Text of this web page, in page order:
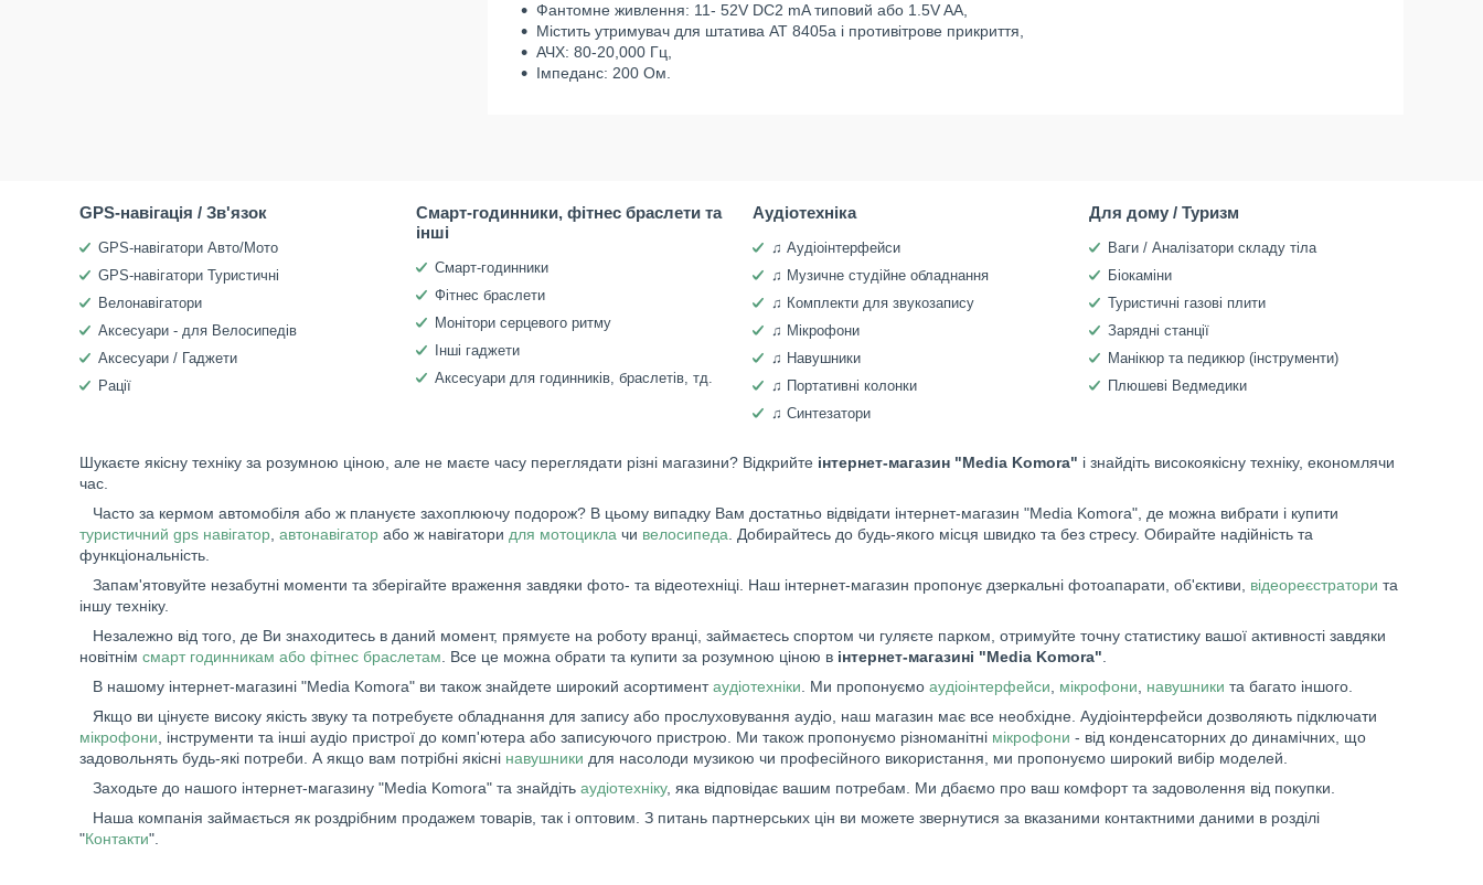
Фантомне живлення: 11- 52V DC2 mA типовий або 1.5V AA,
Містить утримувач для штатива AT 8405a і противітрове прикриття,
АЧХ: 80-20,000 Гц,
Імпеданс: 200 Ом.
GPS-навігація / Зв'язок
GPS-навігатори Авто/Мото
GPS-навігатори Туристичні
Велонавігатори
Аксесуари - для Велосипедів
Аксесуари / Гаджети
Рації
Смарт-годинники, фітнес браслети та
інші
Смарт-годинники
Фітнес браслети
Монітори серцевого ритму
Інші гаджети
Аксесуари для годинників, браслетів, тд.
Аудіотехніка
♫ Аудіоінтерфейси
♫ Музичне студійне обладнання
♫ Комплекти для звукозапису
♫ Мікрофони
♫ Навушники
♫ Портативні колонки
♫ Синтезатори
Для дому / Туризм
Ваги / Аналізатори складу тіла
Біокаміни
Туристичні газові плити
Зарядні станції
Манікюр та педикюр (інструменти)
Плюшеві Ведмедики
Шукаєте якісну техніку за розумною ціною, але не маєте часу переглядати різні магазини? Відкрийте інтернет-магазин "Media Komora" і знайдіть високоякісну техніку, економлячи
час.
Часто за кермом автомобіля або ж плануєте захоплюючу подорож? В цьому випадку Вам достатньо відвідати інтернет-магазин "Media Komora", де можна вибрати і купити
туристичний gps навігатор автонавігатор або ж навігатори для мотоцикла чи велосипеда . Добирайтесь до будь-якого місця швидко та без стресу. Обирайте надійність та
функціональність.
Запам'ятовуйте незабутні моменти та зберігайте враження завдяки фото- та відеотехніці. Наш інтернет-магазин пропонує дзеркальні фотоапарати, об'єктиви, відеореєстратори та
іншу техніку.
Незалежно від того, де Ви знаходитесь в даний момент, прямуєте на роботу вранці, займаєтесь спортом чи гуляєте парком, отримуйте точну статистику вашої активності завдяки
новітнім смарт годинникам або фітнес браслетам . Все це можна обрати та купити за розумною ціною в інтернет-магазині "Media Komora"
В нашому інтернет-магазині "Media Komora" ви також знайдете широкий асортиментаудіотехніки . Ми пропонуємо аудіоінтерфейси мікрофони навушники та багато іншого.
Якщо ви цінуєте високу якість звуку та потребуєте обладнання для запису або прослуховування аудіо, наш магазин має все необхідне. Аудіоінтерфейси дозволяють підключати
мікрофони , інструменти та інші аудіо пристрої до комп'ютера або записуючого пристрою. Ми також пропонуємо різноманітні мікрофони - від конденсаторних до динамічних, що
задовольнять будь-які потреби. А якщо вам потрібні якісні навушники для насолоди музикою чи професійного використання, ми пропонуємо широкий вибір моделей.
Заходьте до нашого інтернет-магазину "Media Komora" та знайдіть аудіотехніку, яка відповідає вашим потребам. Ми дбаємо про ваш комфорт та задоволення від покупки.
Наша компанія займається як роздрібним продажем товарів, так і оптовим. З питань партнерських цін ви можете звернутися за вказаними контактними даними в розділі
"Контакти".